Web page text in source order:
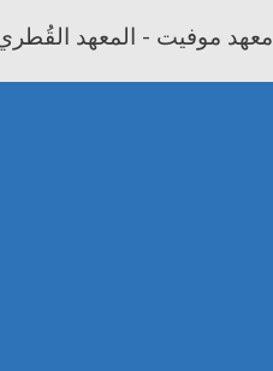
معهد موفيت - المعهد القُطري